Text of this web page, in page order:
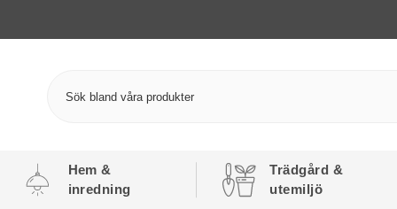
Hem &
inredning
Trädgård &
utemiljö